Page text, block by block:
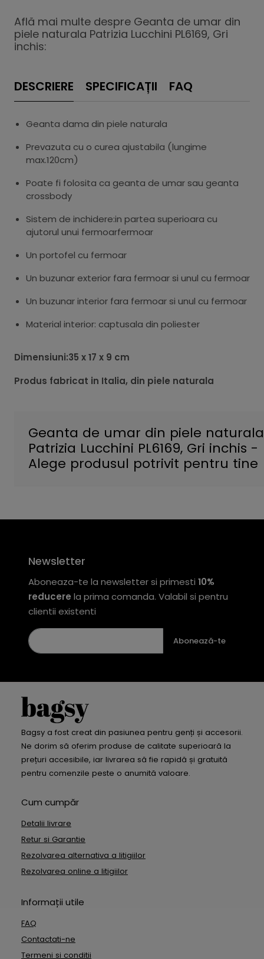
Află mai multe despre Geanta de umar din
piele naturala Patrizia Lucchini PL6169, Gri
inchis:
DESCRIERE SPECIFICAȚII FAQ
Geanta dama din piele naturala
Prevazuta cu o curea ajustabila (lungime
max.120cm)
Poate fi folosita ca geanta de umar sau geanta
crossbody
Sistem de inchidere:in partea superioara cu
ajutorul unui fermoarfermoar
Un portofel cu fermoar
Un buzunar exterior fara fermoar si unul cu fermoar
Un buzunar interior fara fermoar si unul cu fermoar
Material interior: captusala din poliester
Dimensiuni:35 x 17 x 9 cm
Produs fabricat in Italia, din piele naturala
Geanta de umar din piele naturala
Patrizia Lucchini PL6169, Gri inchis -
Alege produsul potrivit pentru tine
Newsletter
Aboneaza-te la newsletter si primesti 10%
reducere la prima comanda. Valabil si pentru
clientii existenti
Abonează-te
Bagsy a fost creat din pasiunea pentru genți și accesorii.
Ne dorim să oferim produse de calitate superioară la
prețuri accesibile, iar livrarea să fie rapidă și gratuită
pentru comenzile peste o anumită valoare.
Cum cumpăr
Detalii livrare
Retur si Garantie
Rezolvarea alternativa a litigiilor
Rezolvarea online a litigiilor
Informații utile
FAQ
Contactati-ne
Termeni si conditii